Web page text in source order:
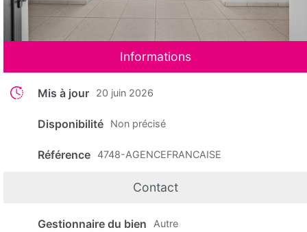
Informations
Mis à jour 20 juin 2026
Disponibilité Non précisé
Référence 4748-AGENCEFRANCAISE
Contact
Gestionnaire du bien Autre